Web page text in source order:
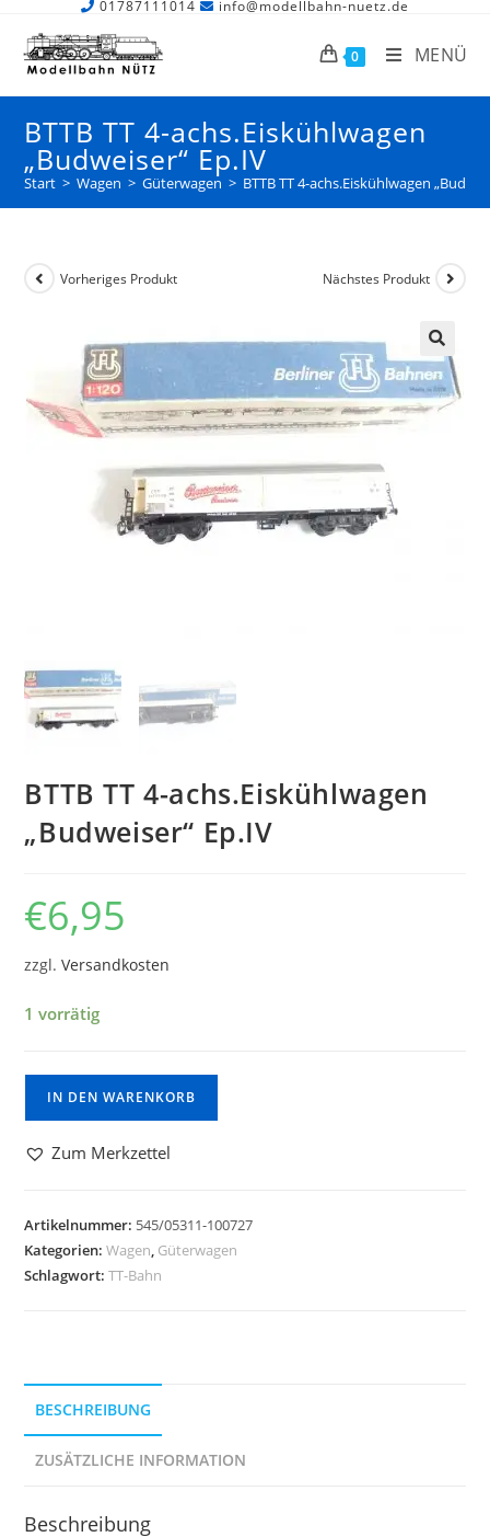
01787111014 info@modellbahn-nuetz.de
0 MENÜ
BTTB TT 4-achs.Eiskühlwagen
„Budweiser“ Ep.IV
Start > Wagen > Güterwagen > BTTB TT 4-achs.Eiskühlwagen
Vorheriges Produkt Nächstes Produkt
BTTB TT 4-achs.Eiskühlwagen
„Budweiser“ Ep.IV
€6,95
zzgl.Versandkosten
1 vorrätig
IN DEN WARENKORB
Zum Merkzettel
Artikelnummer: 545/05311-100727
Kategorien:Wagen, Güterwagen
Schlagwort:TT-Bahn
BESCHREIBUNG
ZUSÄTZLICHE INFORMATION
Beschreibung